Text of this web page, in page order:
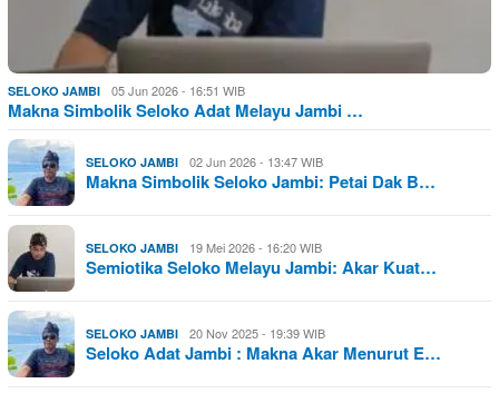
SELOKO JAMBI 05 Jun 2026 - 16:51 WIB
Makna Simbolik Seloko Adat Melayu Jambi …
SELOKO JAMBI 02 Jun 2026 - 13:47 WIB
Makna Simbolik Seloko Jambi: Petai Dak B…
SELOKO JAMBI 19 Mei 2026 - 16:20 WIB
Semiotika Seloko Melayu Jambi: Akar Kuat…
SELOKO JAMBI 20 Nov 2025 - 19:39 WIB
Seloko Adat Jambi : Makna Akar Menurut E…